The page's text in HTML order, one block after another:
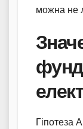
можна не
Гіпотеза